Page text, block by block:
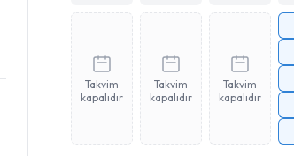
Takvim
kapalıdır
Takvim
kapalıdır
Takvim
kapalıdır